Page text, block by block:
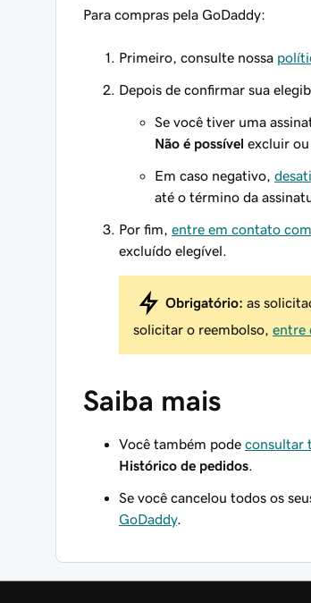
Para compras pela GoDaddy:
Primeiro, consulte nossa
Depois de confirmar sua
Se você tiver uma
Não é possível excluir
Em caso negativo,
até o término da
Por fim, entre em contato
excluído elegível.
Obrigatório: as
solicitar o reembolso, entre
Saiba mais
Você também pode consultar
Histórico de pedidos
Se você cancelou todos os
GoDaddy.